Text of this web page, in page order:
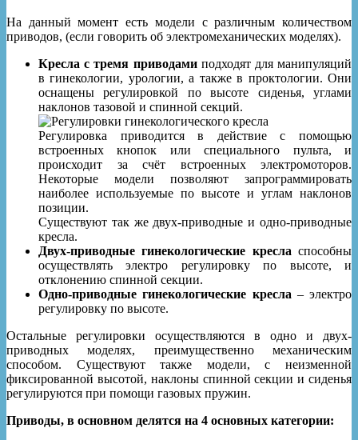
На данный момент есть модели с различным количеством
приводов, (если говорить об электромеханических моделях).
Кресла с тремя приводамиподходят для манипуляций
в гинекологии, урологии, а также в проктологии. Они
оснащены регулировкой по высоте сиденья, углами
наклонов тазовой и спинной секций.
Регулировка приводится в действие с помощью
встроенных кнопок или специального пульта, и
происходит за счёт встроенных электромоторов.
Некоторые модели позволяют запрограммировать
наиболее используемые по высоте и углам наклонов
позиции.
Существуют так же двух-приводные и одно-приводные
кресла.
Двух-приводные гинекологические кресласпособны
осуществлять электро регулировку по высоте, и
отклонению спинной секции.
Одно-приводные гинекологические кресла– электро
регулировку по высоте.
Остальные регулировки осуществляются в одно и двух-
приводных моделях, преимущественно механическим
способом. Существуют также модели, с неизменной
фиксированной высотой, наклоны спинной секции и сиденья
регулируются при помощи газовых пружин.
Приводы, в основном делятся на 4 основных категории: